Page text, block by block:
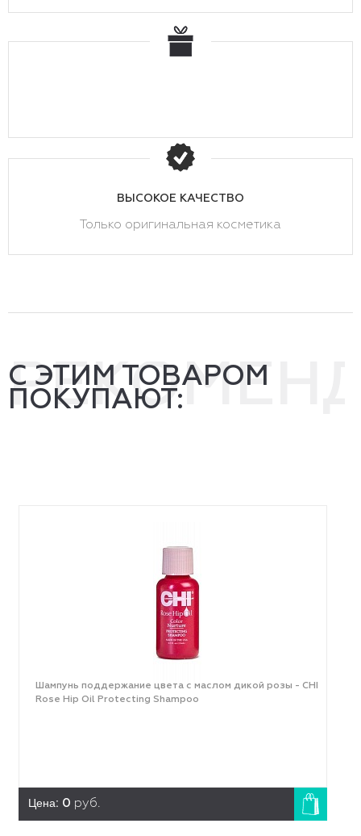
ВЫСОКОЕ КАЧЕСТВО
Только оригинальная косметика
С ЭТИМ ТОВАРОМ
ПОКУПАЮТ:
Шампунь поддержание цвета с маслом дикой розы - CHI
Rose Hip Oil Protecting Shampoo
Цена: 0 руб.